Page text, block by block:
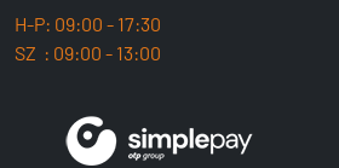
H-P: 09:00 - 17:30
SZ : 09:00 - 13:00